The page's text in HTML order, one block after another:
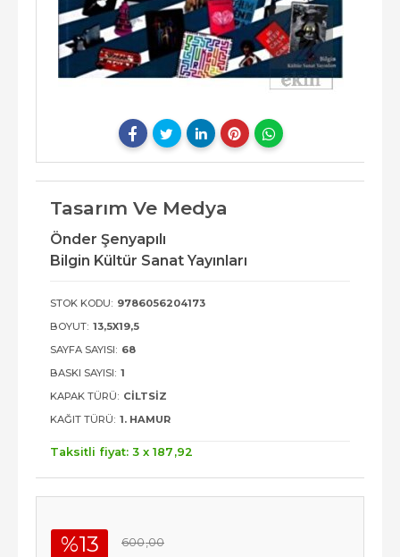
Tasarım Ve Medya
Önder Şenyapılı
Bilgin Kültür Sanat Yayınları
STOK KODU: 9786056204173
BOYUT: 13,5X19,5
SAYFA SAYISI: 68
BASKI SAYISI: 1
KAPAK TÜRÜ: CILTSIZ
KAĞIT TÜRÜ: 1. HAMUR
Taksitli fiyat: 3 x 187 ,92
%13 600,00